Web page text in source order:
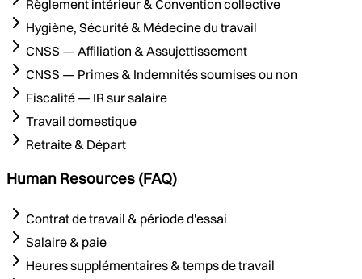
Règlement intérieur & Convention collective
Hygiène, Sécurité & Médecine du travail
CNSS — Affiliation & Assujettissement
CNSS — Primes & Indemnités soumises ou non
Fiscalité — IR sur salaire
Travail domestique
Retraite & Départ
Human Resources (FAQ)
Contrat de travail & période d'essai
Salaire & paie
Heures supplémentaires & temps de travail